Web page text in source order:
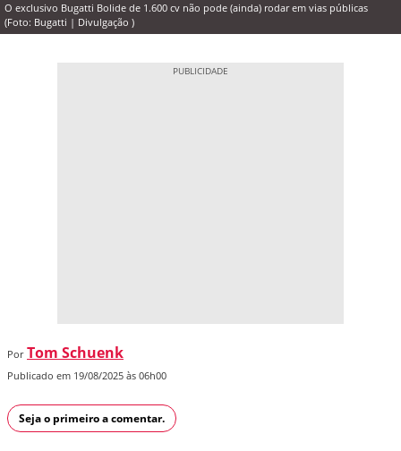
O exclusivo Bugatti Bolide de 1.600 cv não pode (ainda) rodar em vias públicas
(Foto: Bugatti | Divulgação )
Por Tom Schuenk
Publicado em 19/08/2025 às 06h00
Seja o primeiro a comentar.